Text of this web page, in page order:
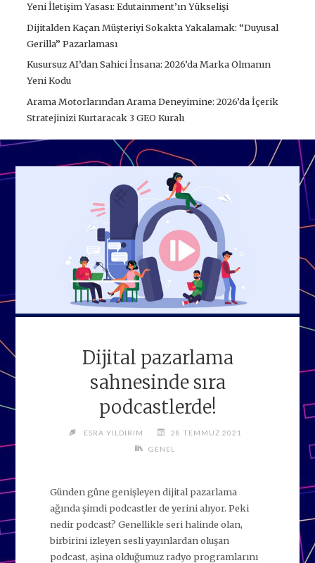
Yeni İletişim Yasası: Edutainment’ın Yükselişi
Dijitalden Kaçan Müşteriyi Sokakta Yakalamak: “Duyusal
Gerilla” Pazarlaması
Kusursuz AI’dan Sahici İnsana: 2026’da Marka Olmanın
Yeni Kodu
Arama Motorlarından Arama Deneyimine: 2026’da İçerik
Stratejinizi Kurtaracak 3 GEO Kuralı
Dijital pazarlama
sahnesinde sıra
podcastlerde!
ESRA YILDIRIM
28 TEMMUZ 2021
GENEL
Günden güne genişleyen dijital pazarlama
ağında şimdi podcastler de yerini alıyor. Peki
nedir podcast? Genellikle seri halinde olan,
birbirini izleyen sesli yayınlardan oluşan
podcast, aşina olduğumuz radyo programlarını